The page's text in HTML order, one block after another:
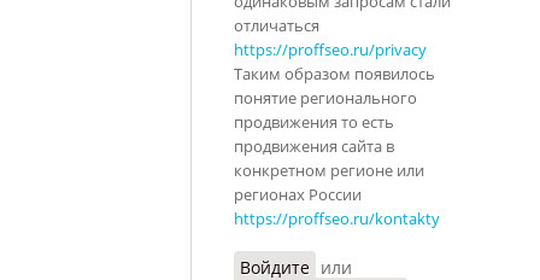
отличаться
https://proffseo.ru/privacy
Таким образом появилось
понятие регионального
продвижения то есть
продвижения сайта в
конкретном регионе или
регионах России
https://proffseo.ru/kontakty
Войдите или